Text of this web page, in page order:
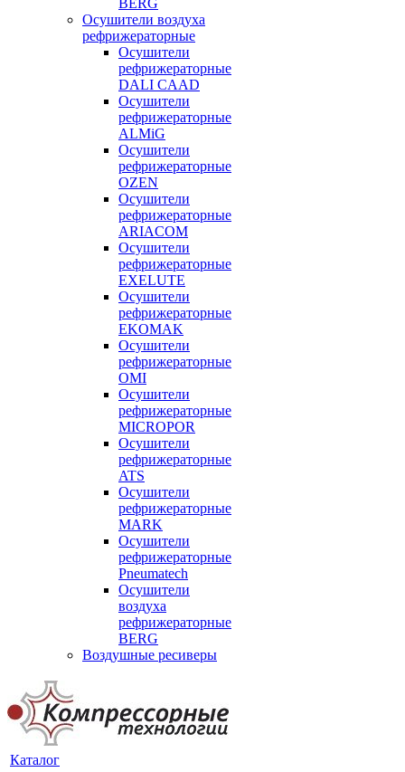
BERG
Осушители воздуха
рефрижераторные
Осушители
рефрижераторные
DALI CAAD
Осушители
рефрижераторные
ALMiG
Осушители
рефрижераторные
OZEN
Осушители
рефрижераторные
ARIACOM
Осушители
рефрижераторные
EXELUTE
Осушители
рефрижераторные
EKOMAK
Осушители
рефрижераторные
OMI
Осушители
рефрижераторные
MICROPOR
Осушители
рефрижераторные
ATS
Осушители
рефрижераторные
MARK
Осушители
рефрижераторные
Pneumatech
Осушители
воздуха
рефрижераторные
BERG
Воздушные ресиверы
Каталог